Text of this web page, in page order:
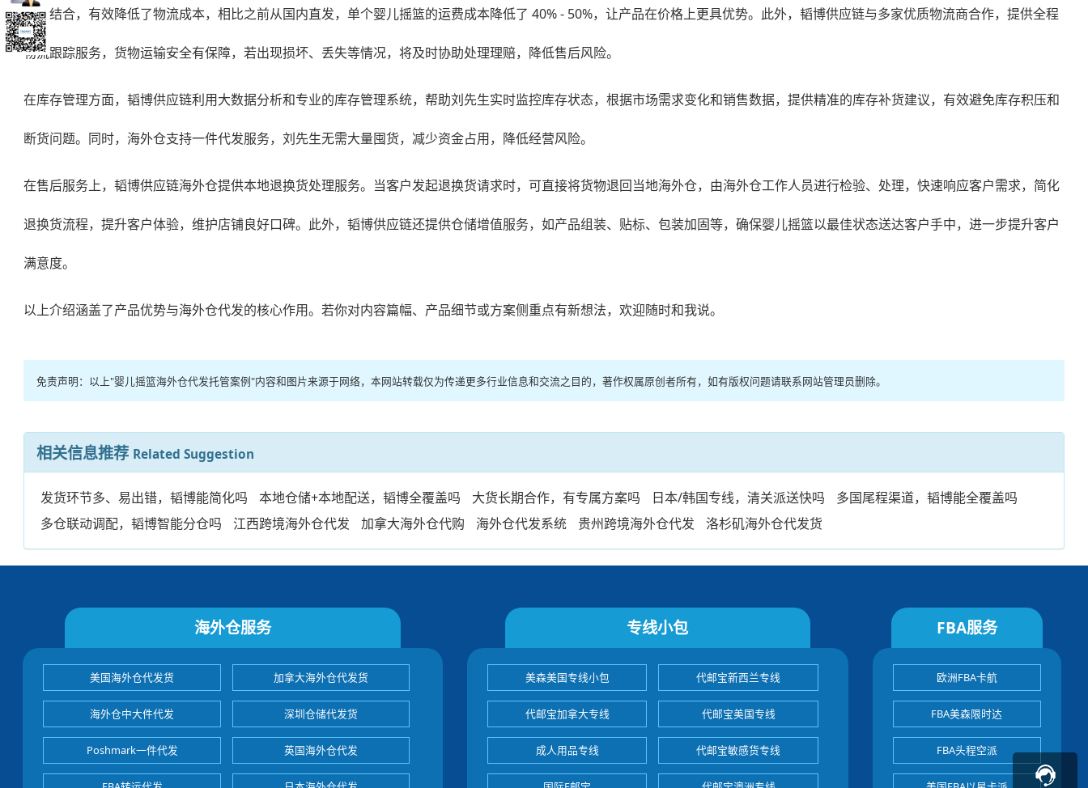
送相结合，有效降低了物流成本，相比之前从国内直发，单个婴儿摇篮的运费成本降低了 40% - 50%，让产品在价格上更具优势。此外，韬博供应链与多家优质物流商合作，提供全程
物流跟踪服务，货物运输安全有保障，若出现损坏、丢失等情况，将及时协助处理理赔，降低售后风险。
在库存管理方面，韬博供应链利用大数据分析和专业的库存管理系统，帮助刘先生实时监控库存状态，根据市场需求变化和销售数据，提供精准的库存补货建议，有效避免库存积压和
断货问题。同时，海外仓支持一件代发服务，刘先生无需大量囤货，减少资金占用，降低经营风险。
在售后服务上，韬博供应链海外仓提供本地退换货处理服务。当客户发起退换货请求时，可直接将货物退回当地海外仓，由海外仓工作人员进行检验、处理，快速响应客户需求，简化
退换货流程，提升客户体验，维护店铺良好口碑。此外，韬博供应链还提供仓储增值服务，如产品组装、贴标、包装加固等，确保婴儿摇篮以最佳状态送达客户手中，进一步提升客户
满意度。
以上介绍涵盖了产品优势与海外仓代发的核心作用。若你对内容篇幅、产品细节或方案侧重点有新想法，欢迎随时和我说。
免责声明：以上"婴儿摇篮海外仓代发托管案例"内容和图片来源于网络，本网站转载仅为传递更多行业信息和交流之目的，著作权属原创者所有，如有版权问题请联系网站管理员删除。
相关信息推荐 Related Suggestion
发货环节多、易出错，韬博能简化吗 本地仓储+本地配送，韬博全覆盖吗 大货长期合作，有专属方案吗 日本/韩国专线，清关派送快吗
多国尾程渠道，韬博能全覆盖吗
多仓联动调配，韬博智能分仓吗
江西跨境海外仓代发 加拿大海外仓代购 海外仓代发系统 贵州跨境海外仓代发 洛杉矶海外仓代发货
海外仓服务
美国海外仓代发货 加拿大海外仓代发货
海外仓中大件代发 深圳仓储代发货
Poshmark一件代发 英国海外仓代发
专线小包
美森美国专线小包 代邮宝新西兰专线
代邮宝加拿大专线 代邮宝美国专线
成人用品专线 代邮宝敏感货专线
FBA服务
欧洲FBA卡航
FBA美森限时达
FBA头程空派